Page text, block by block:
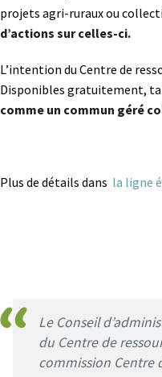
projets agri-ruraux ou
d’actions sur celles-ci.
L’intention du Centre de
Disponibles gratuitement,
comme un commun géré
Plus de détails dans la ligne
Le Conseil
du Centre de
commission Centre